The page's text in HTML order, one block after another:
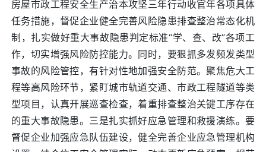
房屋市政工程安全生产治本攻坚三年行动收官年各项具体
任务措施，督促企业健全完善风险隐患排查整治常态化机
制，扎实做好重大事故隐患判定标准“学、查、改”各项工
作，切实增强风险防控能力。同时，要狠抓多发频发类型
事故的风险管控，有针对性地加强安全防范。聚焦危大工
程等高风险环节，紧盯城市轨道交通、市政工程隧道等类
型项目，认真开展巡查检查，着重排查整治关键工序存在
的重大事故隐患。三是扎实抓好应急管理和救援演练。要
督促企业加强应急队伍建设，健全完善企业应急管理机构